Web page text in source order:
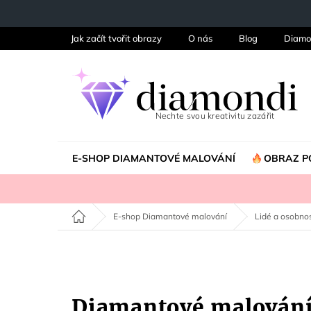
Jak začít tvořit obrazy O nás Blog
E-SHOP DIAMANTOVÉ MALOVÁNÍ OBRAZ
Domů E-shop Diamantové malování Lidé a